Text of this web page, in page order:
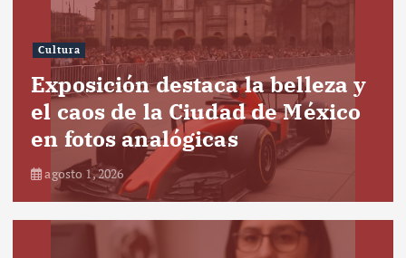
Cultura
Exposición destaca la belleza y
el caos de la Ciudad de México
en fotos analógicas
agosto 1, 2026